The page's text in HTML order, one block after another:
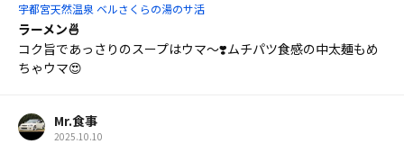
宇都宮天然温泉 ベルさくらの湯のサ活
ラーメン🍜
コク旨であっさりのスープはウマ〜❣️ムチパツ食感の中太麺もめ
ちゃウマ😍
Mr.食事
2025.10.10